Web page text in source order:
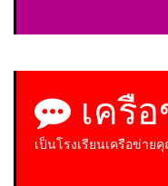
เครื
เป็นโรงเรียนเครือข่า